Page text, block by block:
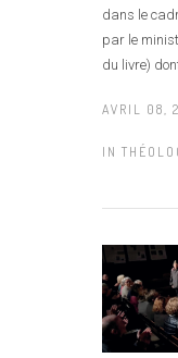
dans le
par le
du livre)
AVRIL 08,
IN